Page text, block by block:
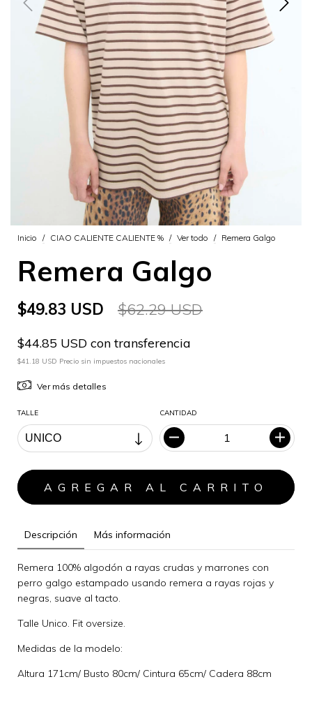
Inicio / CIAO CALIENTE CALIENTE % / Ver todo / Remera Galgo
Remera Galgo
$49.83 USD $62.29 USD
$44.85 USD con transferencia
$41.18 USD Precio sin impuestos nacionales
Ver más detalles
TALLE CANTIDAD
Descripción Más información
Remera 100% algodón a rayas crudas y marrones con
perro galgo estampado usando remera a rayas rojas y
negras, suave al tacto.
Talle Unico. Fit oversize.
Medidas de la modelo:
Altura 171cm/ Busto 80cm/ Cintura 65cm/ Cadera 88cm